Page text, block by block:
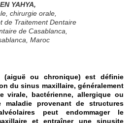
YAHYA,
chirurgie orale,
de Traitement Dentaire
de Casablanca,
Maroc
(aiguë ou chronique) est définie
du sinus maxillaire, généralement
virale, bactérienne, allergique ou
maladie provenant de structures
peut endommager le
et entraîner une sinusite